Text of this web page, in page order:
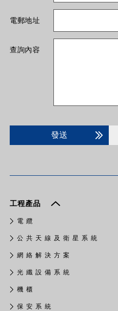
電郵地址
查詢內容
發送
工程產品
電 纜
公 共 天 線 及 衛 星 系 統
網 絡 解 決 方 案
光 纖 設 備 系 統
機 櫃
保 安 系 統